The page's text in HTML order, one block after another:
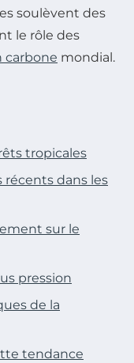
soulèvent des
le rôle des
carbone mondial.
tropicales
dans les
sur le
pression
de la
tendance